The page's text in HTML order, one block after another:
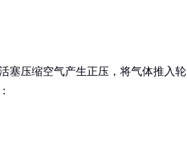
塞压缩空气产生正压，将气体推入轮